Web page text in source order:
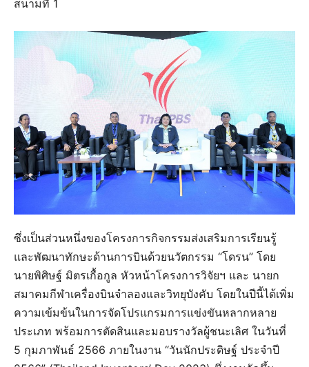
สนามที่ 1
ซึ่งเป็นส่วนหนึ่งของโครงการกิจกรรมส่งเสริมการเรียนรู้
และพัฒนาทักษะด้านการบินด้วยนวัตกรรม “โดรน” โดย
นายพิศิษฐ์ มิตรเกื้อกูล หัวหน้าโครงการวิจัยฯ และ นายก
สมาคมกีฬาเครื่องบินจำลองและวิทยุบังคับ โดยในปีนี้ได้เพิ่ม
ความเข้มข้นในการจัดโปรแกรมการแข่งขันหลากหลาย
ประเภท พร้อมการตัดสินและมอบรางวัลผู้ชนะเลิศ ในวันที่
5 กุมภาพันธ์ 2566 ภายในงาน “วันนักประดิษฐ์ ประจำปี